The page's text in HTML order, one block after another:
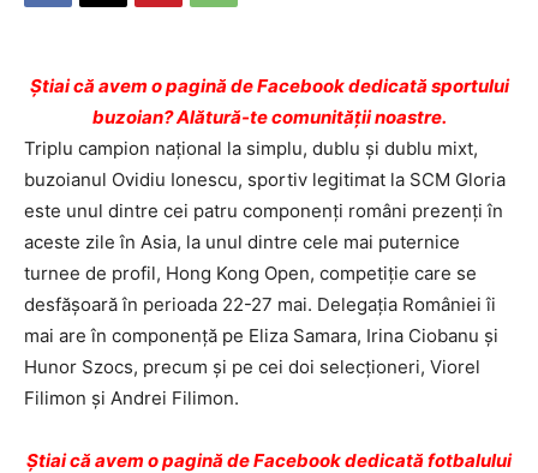
Ştiai că avem o pagină de Facebook dedicată sportului
buzoian? Alătură-te comunității noastre.
Triplu campion naţional la simplu, dublu şi dublu mixt,
buzoianul Ovidiu Ionescu, sportiv legitimat la SCM Gloria
este unul dintre cei patru componenţi români prezenţi în
aceste zile în Asia, la unul dintre cele mai puternice
turnee de profil, Hong Kong Open, competiţie care se
desfăşoară în perioada 22-27 mai. Delegaţia României îi
mai are în componenţă pe Eliza Samara, Irina Ciobanu şi
Hunor Szocs, precum şi pe cei doi selecţioneri, Viorel
Filimon şi Andrei Filimon.
Ştiai că avem o pagină de Facebook dedicată fotbalului